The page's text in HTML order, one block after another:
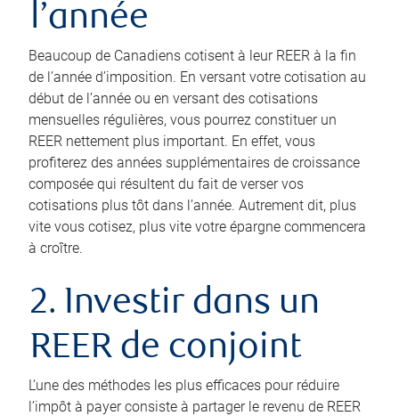
l’année
Beaucoup de Canadiens cotisent à leur REER à la fin
de l’année d’imposition. En versant votre cotisation au
début de l’année ou en versant des cotisations
mensuelles régulières, vous pourrez constituer un
REER nettement plus important. En effet, vous
profiterez des années supplémentaires de croissance
composée qui résultent du fait de verser vos
cotisations plus tôt dans l’année. Autrement dit, plus
vite vous cotisez, plus vite votre épargne commencera
à croître.
2. Investir dans un
REER de conjoint
L’une des méthodes les plus efficaces pour réduire
l’impôt à payer consiste à partager le revenu de REER